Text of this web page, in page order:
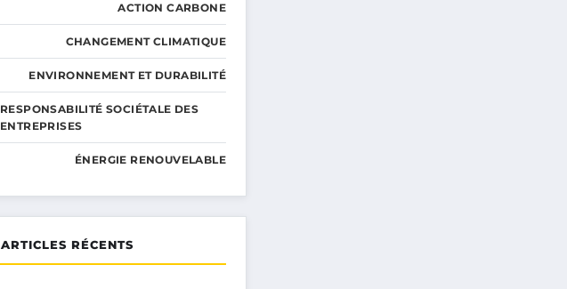
ACTION CARBONE
CHANGEMENT CLIMATIQUE
ENVIRONNEMENT ET DURABILITÉ
RESPONSABILITÉ SOCIÉTALE DES
ENTREPRISES
ÉNERGIE RENOUVELABLE
ARTICLES RÉCENTS